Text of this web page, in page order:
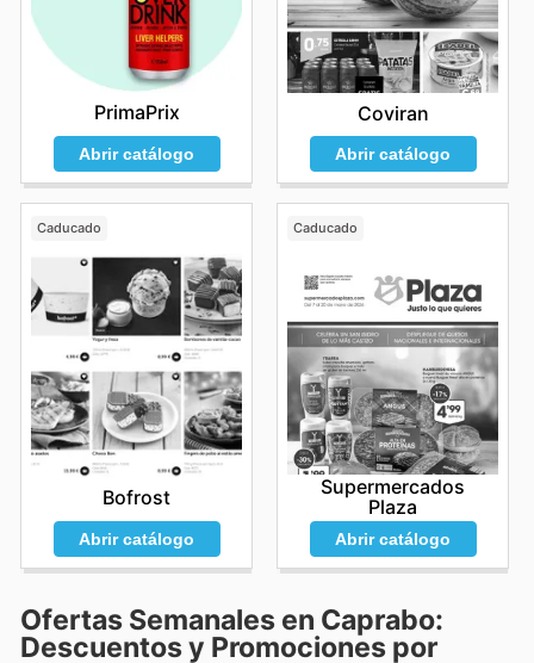
PrimaPrix
Abrir catálogo
Coviran
Abrir catálogo
Caducado
Bofrost
Abrir catálogo
Caducado
Supermercados
Plaza
Abrir catálogo
Ofertas Semanales en Caprabo:
Descuentos y Promociones por